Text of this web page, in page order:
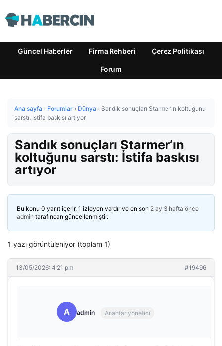
Güncel Haberler Firma Rehberi Çerez Politikası
Forum
Ana sayfa › Forumlar › Dünya › Sandık sonuçları Starmer’ın koltuğunu
sarstı: İstifa baskısı artıyor
Sandık sonuçları Starmer’ın
koltuğunu sarstı: İstifa baskısı
artıyor
Bu konu 0 yanıt içerir, 1 izleyen vardır ve en son 2 ay 3 hafta önce
admin tarafından güncellenmiştir.
1 yazı görüntüleniyor (toplam 1)
13/05/2026: 4:21 pm #19496
A admin Anahtar yönetici